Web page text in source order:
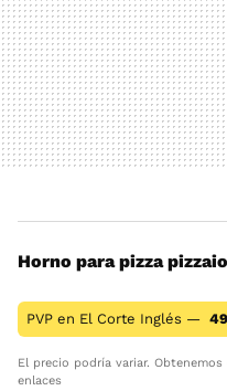
Horno para pizza
PVP en El Corte Inglés —
El precio podría variar.
enlaces